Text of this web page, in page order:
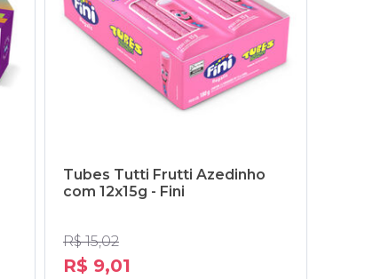
Tubes Tutti Frutti Azedinho
com 12x15g - Fini
R$ 15,02
R$ 9,01